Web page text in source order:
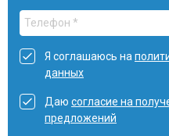
Я соглашаюсь на
данных
Даю согласие на
предложений